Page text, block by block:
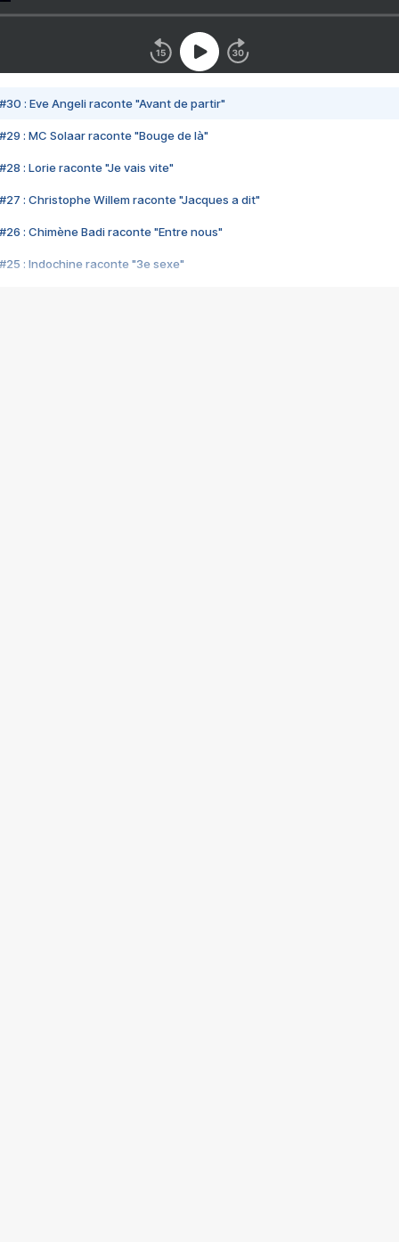
#30 : Eve Angeli raconte "Avant de partir"
#29 : MC Solaar raconte "Bouge de là"
#28 : Lorie raconte "Je vais vite"
#27 : Christophe Willem raconte "Jacques a dit"
#26 : Chimène Badi raconte "Entre nous"
#25 : Indochine raconte "3e sexe"